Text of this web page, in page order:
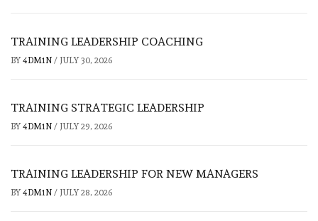
TRAINING LEADERSHIP COACHING
BY 4DM1N / JULY 30, 2026
TRAINING STRATEGIC LEADERSHIP
BY 4DM1N / JULY 29, 2026
TRAINING LEADERSHIP FOR NEW MANAGERS
BY 4DM1N / JULY 28, 2026